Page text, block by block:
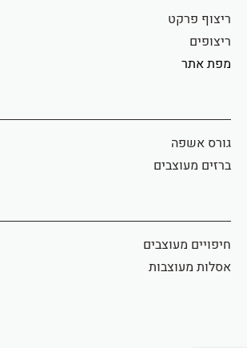
ריצוף פרקט
ריצופים
מפת אתר
גורס אשפה
ברזים מעוצבים
חיפויים מעוצבים
אסלות מעוצבות